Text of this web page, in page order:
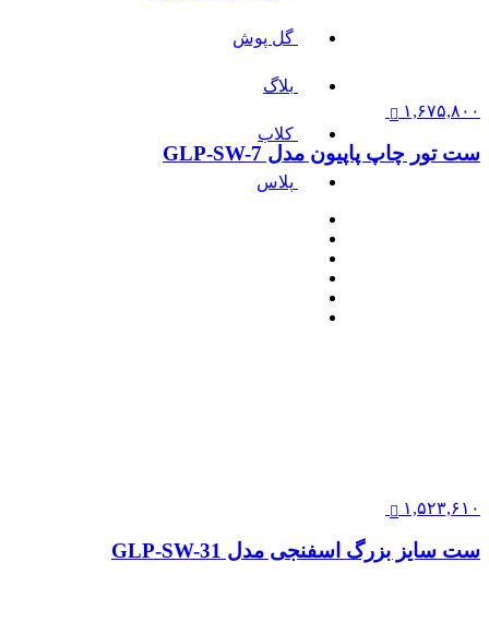
گل پوش
بلاگ
کلاب
پلاس
۱,۶۷۵,۸۰۰
ست تور چاپ پاپیون مدل GLP-SW-7
۱,۵۲۳,۶۱۰
ست سایز بزرگ اسفنجی مدل GLP-SW-31